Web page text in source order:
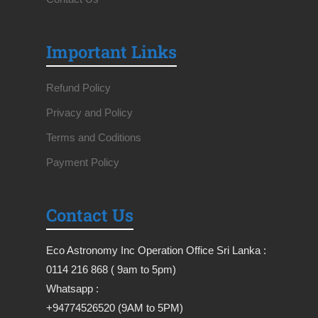
Important Links
Refund Policy
Privacy and Policy
Terms and Coditions
Payment Policy
Contact Us
Eco Astronomy Inc Operation Office Sri Lanka :
0114 216 868 ( 9am to 5pm)
Whatsapp :
+94774526520 (9AM to 5PM)